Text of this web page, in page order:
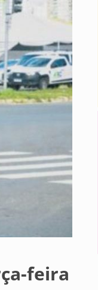
feira